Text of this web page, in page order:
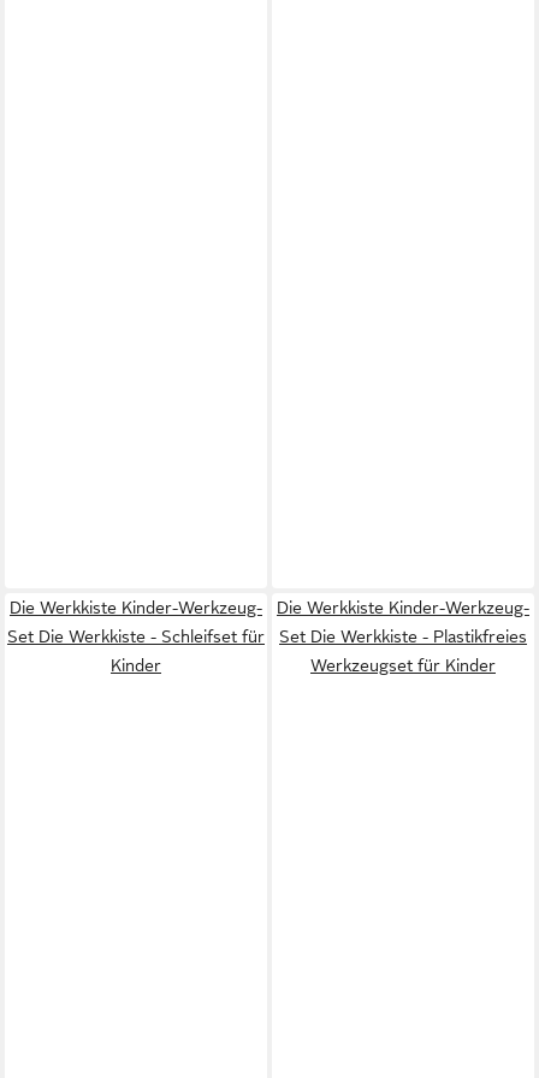
Die Werkkiste Kinder-Werkzeug-
Set Die Werkkiste - Schleifset für
Kinder
Die Werkkiste Kinder-Werkzeug-
Set Die Werkkiste - Plastikfreies
Werkzeugset für Kinder